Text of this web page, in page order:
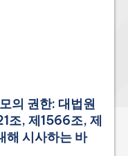
의 권한: 대법원
조, 제1566조, 제
해 시사하는 바